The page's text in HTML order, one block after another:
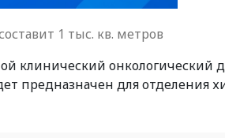
1 тыс. кв. метров
клинический онкологический
предназначен для отделения